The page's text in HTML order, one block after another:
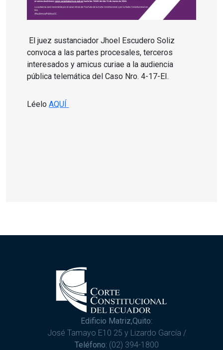
El juez sustanciador Jhoel Escudero Soliz
convoca a las partes procesales, terceros
interesados y amicus curiae a la audiencia
pública telemática del Caso Nro. 4-17-EI.
LéeloAQUÍ
Edificio Matriz,Quito:
José Tamayo E10 25 y Lizardo García /
Teléfono: (02) 394-1800